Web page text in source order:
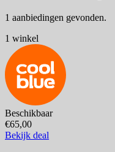
1 aanbiedingen gevonden.
1 winkel
Beschikbaar
€65,00
Bekijk deal